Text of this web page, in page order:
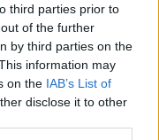
third parties prior to
of the further
by third parties on the
information may
on the IAB’s List of
disclose it to other